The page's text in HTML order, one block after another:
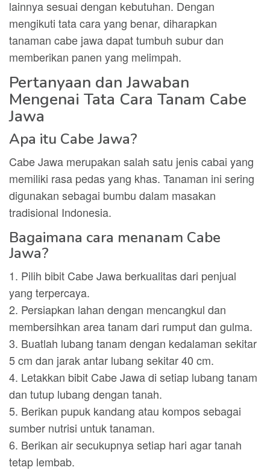
lainnya sesuai dengan kebutuhan. Dengan
mengikuti tata cara yang benar, diharapkan
tanaman cabe jawa dapat tumbuh subur dan
memberikan panen yang melimpah.
Pertanyaan dan Jawaban
Mengenai Tata Cara Tanam Cabe
Jawa
Apa itu Cabe Jawa?
Cabe Jawa merupakan salah satu jenis cabai yang
memiliki rasa pedas yang khas. Tanaman ini sering
digunakan sebagai bumbu dalam masakan
tradisional Indonesia.
Bagaimana cara menanam Cabe
Jawa?
1. Pilih bibit Cabe Jawa berkualitas dari penjual
yang terpercaya.
2. Persiapkan lahan dengan mencangkul dan
membersihkan area tanam dari rumput dan gulma.
3. Buatlah lubang tanam dengan kedalaman sekitar
5 cm dan jarak antar lubang sekitar 40 cm.
4. Letakkan bibit Cabe Jawa di setiap lubang tanam
dan tutup lubang dengan tanah.
5. Berikan pupuk kandang atau kompos sebagai
sumber nutrisi untuk tanaman.
6. Berikan air secukupnya setiap hari agar tanah
tetap lembab.